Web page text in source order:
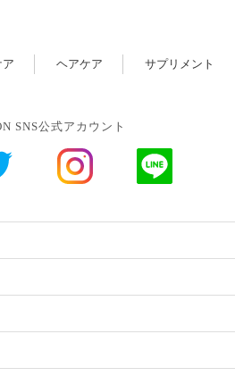
ア ヘアケア サプリメント
SNS公式アカウント